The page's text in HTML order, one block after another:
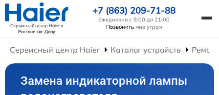
Сервисный центр Haierв
Ростове-на-Дону
+7 (863) 209-71-88
Ежедневно с 9:00 до 21:00
Позвонить мне утром
Сервисный центр Haier Каталог устройств
Замена индикаторной лампы